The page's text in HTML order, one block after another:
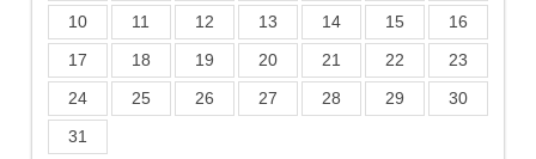
10
11 12 13 14 15
16
17
18 19 20 21 22
23
24
25 26 27 28 29
30
31